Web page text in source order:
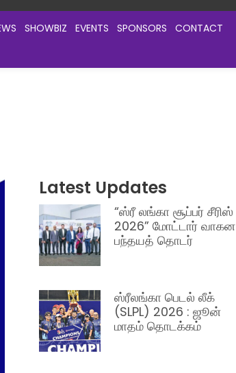
SHOWBIZ EVENTS SPONSORS CONTACT
Latest Updates
“ஸ்ரீ லங்கா சூப்பர் சீரிஸ்
2026” மோட்டார் வாகன
பந்தயத் தொடர்
ஸ்ரீலங்கா பெடல் லீக்
(SLPL) 2026 : ஜூன்
மாதம் தொடக்கம்